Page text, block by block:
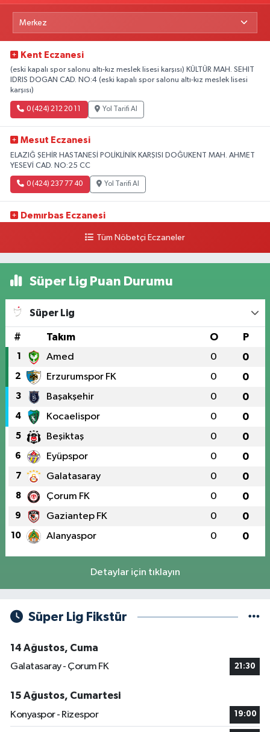
Kent Eczanesi
(eski kapalı spor salonu altı-kız meslek lisesi karşısı) KÜLTÜR MAH. SEHIT
IDRIS DOGAN CAD. NO:4 (eski kapalı spor salonu altı-kız meslek lisesi
karşısı)
0 (424) 212 20 11 Yol Tarifi Al
Mesut Eczanesi
ELAZIĞ ŞEHİR HASTANESİ POLİKLİNİK KARŞISI DOĞUKENT MAH. AHMET
YESEVİ CAD. NO:25 CC
0 (424) 237 77 40 Yol Tarifi Al
Demırbas Eczanesi
Özen Eczanesi
Ataşehir Mah. Malatya Cad. No:105
Tüm Nöbetçi Eczaneler
Süper Lig Puan Durumu
Süper Lig
# Takım O P
1 Amed 0 0
2 Erzurumspor FK 0 0
3 Başakşehir 0 0
4 Kocaelispor 0 0
5 Beşiktaş 0 0
6 Eyüpspor 0 0
7 Galatasaray 0 0
8 Çorum FK 0 0
9 Gaziantep FK 0 0
10 Alanyaspor 0 0
Detaylar için tıklayın
Süper Lig Fikstür
14 Ağustos, Cuma
Galatasaray - Çorum FK
21:30
15 Ağustos, Cumartesi
Konyaspor - Rizespor
19:00